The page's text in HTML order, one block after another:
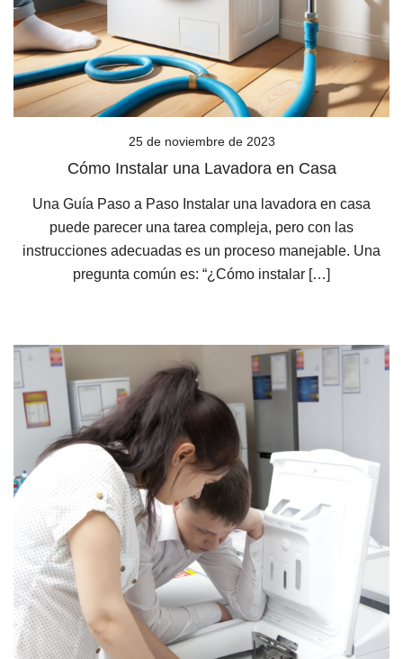
25 de noviembre de 2023
Cómo Instalar una Lavadora en Casa
Una Guía Paso a Paso Instalar una lavadora en casa
puede parecer una tarea compleja, pero con las
instrucciones adecuadas es un proceso manejable. Una
pregunta común es: “¿Cómo instalar […]